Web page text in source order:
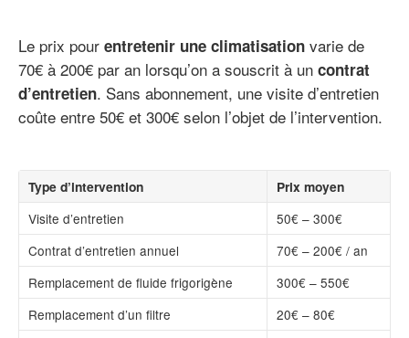
Le prix pour entretenir une climatisation varie de
70€ à 200€ par an lorsqu’on a souscrit à un contrat
d’entretien. Sans abonnement, une visite d’entretien
coûte entre 50€ et 300€ selon l’objet de l’intervention.
Type d’intervention
Prix moyen
Visite d’entretien
50€ – 300€
Contrat d’entretien annuel
70€ – 200€ / an
Remplacement de fluide frigorigène
300€ – 550€
Remplacement d’un filtre
20€ – 80€